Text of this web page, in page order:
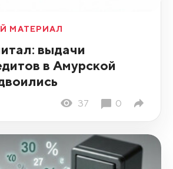
МАТЕРИАЛ
выдачи
в Амурской
37 0